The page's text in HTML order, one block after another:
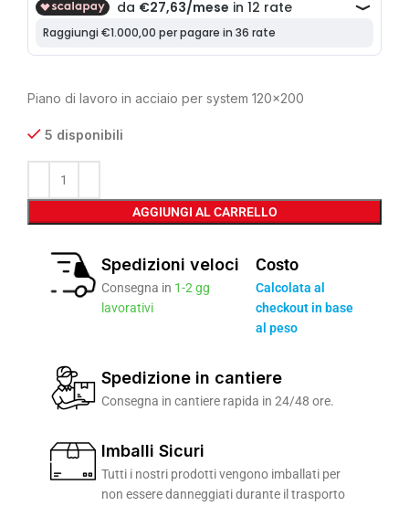
Piano di lavoro in acciaio per system 120×200
5 disponibili
AGGIUNGI AL CARRELLO
Spedizioni veloci
Consegna in 1-2 gg
lavorativi
Costo
Calcolata al
checkout in base
al peso
Spedizione in cantiere
Consegna in cantiere rapida in 24/48 ore.
Imballi Sicuri
Tutti i nostri prodotti vengono imballati per
non essere danneggiati durante il trasporto